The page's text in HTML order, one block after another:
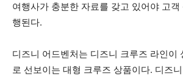
여행사가 충분한 자료를 갖고 있어야 고객
행된다.
디즈니 어드벤처는 디즈니 크루즈 라인이
로 선보이는 대형 크루즈 상품이다. 디즈